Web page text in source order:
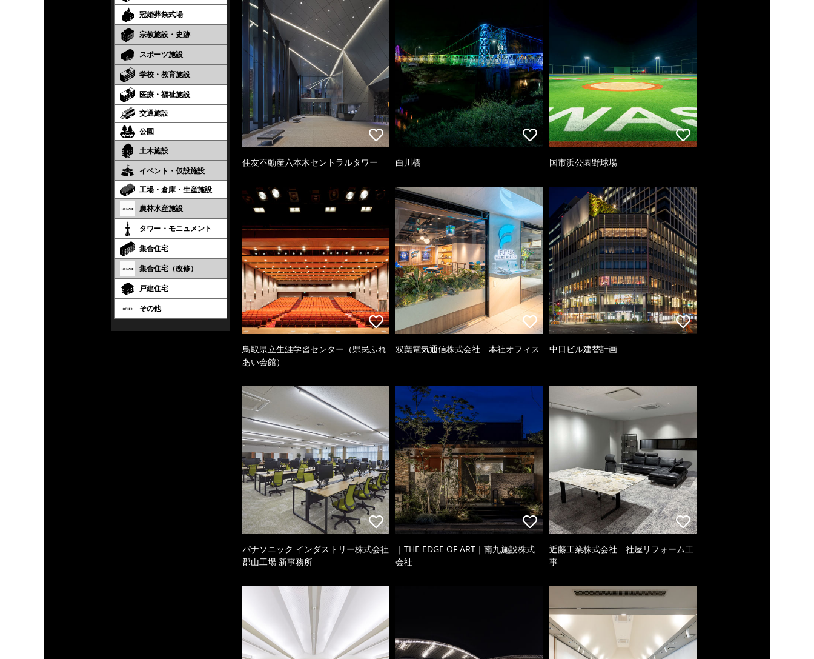
冠婚葬祭式場
宗教施設・史跡
スポーツ施設
学校・教育施設
医療・福祉施設
交通施設
公園
土木施設
イベント・仮設施設
工場・倉庫・生産施設
農林水産施設
タワー・モニュメント
集合住宅
集合住宅（改修）
戸建住宅
その他
住友不動産六本木セントラルタワー 白川橋 国市浜公園野球場
鳥取県立生涯学習センター（県民ふれ
あい会館）
双葉電気通信株式会社 本社オフィス 中日ビル建替計画
パナソニック インダストリー株式会社
郡山工場 新事務所
｜THE EDGE OF ART｜南九施設株式
会社
近藤工業株式会社 社屋リフォーム工
事